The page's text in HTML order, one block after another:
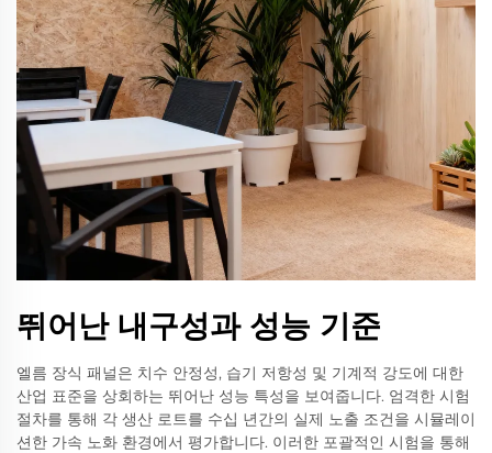
뛰어난 내구성과 성능 기준
엘름 장식 패널은 치수 안정성, 습기 저항성 및 기계적 강도에 대한
산업 표준을 상회하는 뛰어난 성능 특성을 보여줍니다. 엄격한 시험
절차를 통해 각 생산 로트를 수십 년간의 실제 노출 조건을 시뮬레이
션한 가속 노화 환경에서 평가합니다. 이러한 포괄적인 시험을 통해